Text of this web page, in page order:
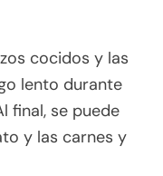
cocidos y las
lento durante
final, se puede
y las carnes y